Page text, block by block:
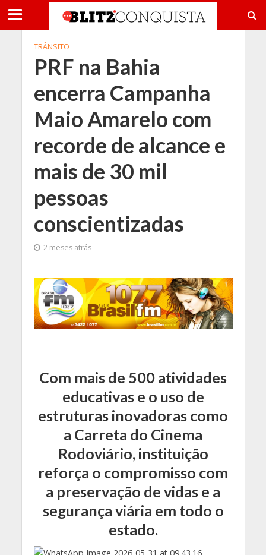
TRÂNSITO
PRF na Bahia
encerra Campanha
Maio Amarelo com
recorde de alcance e
mais de 30 mil
pessoas
conscientizadas
2 meses atrás
Com mais de 500 atividades
educativas e o uso de
estruturas inovadoras como
a Carreta do Cinema
Rodoviário, instituição
reforça o compromisso com
a preservação de vidas e a
segurança viária em todo o
estado.